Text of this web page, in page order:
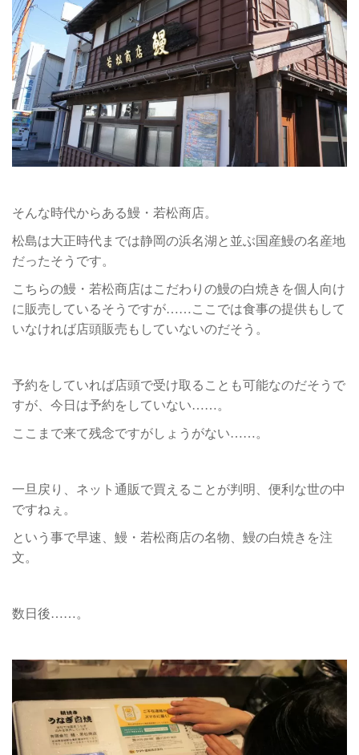
そんな時代からある鰻・若松商店。
松島は大正時代までは静岡の浜名湖と並ぶ国産鰻の名産地
だったそうです。
こちらの鰻・若松商店はこだわりの鰻の白焼きを個人向け
に販売しているそうですが……ここでは食事の提供もして
いなければ店頭販売もしていないのだそう。
予約をしていれば店頭で受け取ることも可能なのだそうで
すが、今日は予約をしていない……。
ここまで来て残念ですがしょうがない……。
一旦戻り、ネット通販で買えることが判明、便利な世の中
ですねぇ。
という事で早速、鰻・若松商店の名物、鰻の白焼きを注
文。
数日後……。